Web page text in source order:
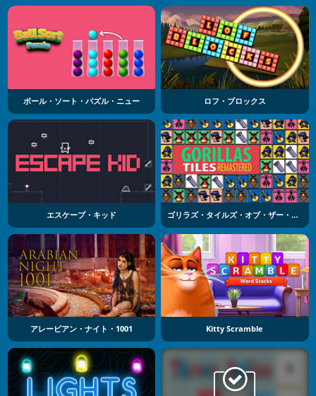
ボール・ソート・パズル・ニュー ロフ・ブロックス
エスケープ・キッド ゴリラズ・タイルズ・オブ・ザー・アネクスペクティド
アレービアン・ナイト・1001 Kitty Scramble